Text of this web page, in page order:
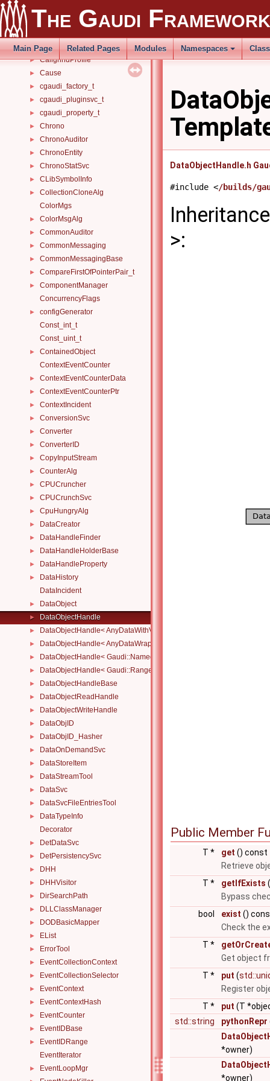
The Gaudi Framework
Main Page Related Pages Modules Namespaces
BaseObjectMemberFunction
► BaseToolHandle
► CallgrindProfile
► Cause
► cgaudi_factory_t
► cgaudi_pluginsvc_t
► cgaudi_property_t
► Chrono
► ChronoAuditor
► ChronoEntity
► ChronoStatSvc
► CLibSymbolInfo
►
CollectionCloneAlg
ColorMgs
► ColorMsgAlg
► CommonAuditor
► CommonMessaging
► CommonMessagingBase
► CompareFirstOfPointerPair_t
►
ComponentManager
ConcurrencyFlags
►
configGenerator
Const_int_t
Const_uint_t
►
ContainedObject
ContextEventCounter
► ContextEventCounterData
► ContextEventCounterPtr
► ContextIncident
► ConversionSvc
► Converter
► ConverterID
► CopyInputStream
► CounterAlg
► CPUCruncher
► CPUCrunchSvc
► CpuHungryAlg
► DataCreator
► DataHandleFinder
► DataHandleHolderBase
► DataHandleProperty
►
DataHistory
DataIncident
► DataObject
► DataObjectHandle
► DataObjectHandle< AnyDataWithViewWrapper< View, Owned > >
► DataObjectHandle< AnyDataWrapper< T > >
► DataObjectHandle< Gaudi::NamedRange_< T > >
► DataObjectHandle< Gaudi::Range_< T > >
► DataObjectHandleBase
► DataObjectReadHandle
► DataObjectWriteHandle
► DataObjID
► DataObjID_Hasher
► DataOnDemandSvc
► DataStoreItem
► DataStreamTool
► DataSvc
► DataSvcFileEntriesTool
►
DataTypeInfo
Decorator
► DetDataSvc
► DetPersistencySvc
► DHH
► DHHVisitor
► DirSearchPath
► DLLClassManager
► DODBasicMapper
► EList
► ErrorTool
► EventCollectionContext
► EventCollectionSelector
► EventContext
► EventContextHash
► EventCounter
► EventIDBase
►
EventIDRange
EventIterator
► EventLoopMgr
DataObjectHandle.h
#include </builds/
>:
Public Member
T * get () const
Retrieve
T *
getIfExists
Bypass
bool
exist ()
Check the
T *
Get object
T *
put (
Register
T *
put (T
std::string
pythonRepr
*owner)
*owner)